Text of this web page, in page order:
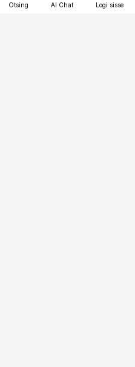
Otsing AI Chat Logi sisse